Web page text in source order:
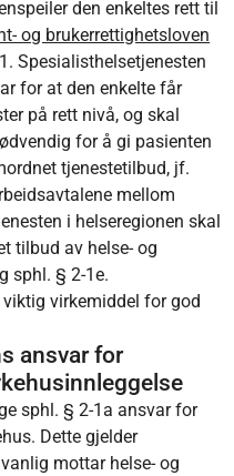
den enkeltes rett til
og brukerrettighetsloven
Spesialisthelsetjenesten
for at den enkelte får
på rett nivå, og skal
for å gi pasienten
tjenestetilbud, jf.
mellom
i helseregionen skal
tilbud av helse- og
sphl. § 2-1e.
virkemiddel for god
ansvar for
sphl. § 2-1a ansvar for
Dette gjelder
mottar helse- og